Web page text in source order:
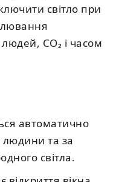
світло при
людей, CO₂ і часом
автоматично
людини та за
світла.